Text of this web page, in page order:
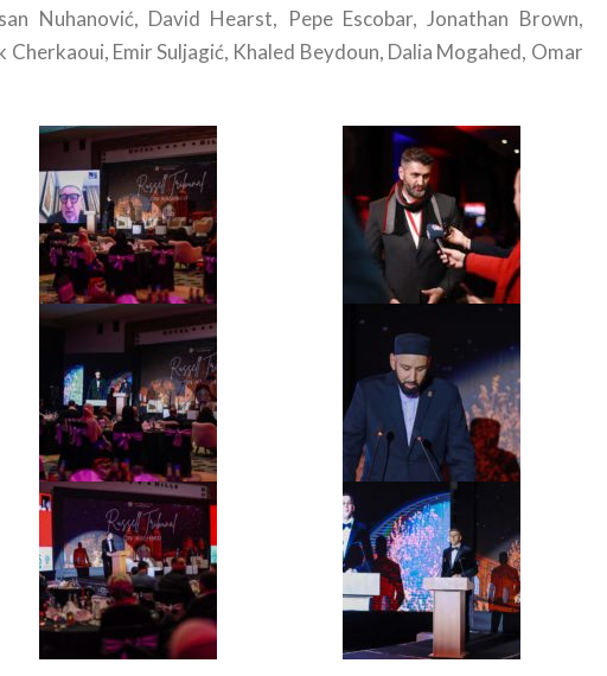
Nuhanović, David Hearst, Pepe Escobar, Jonathan Brown,
Cherkaoui, Emir Suljagić, Khaled Beydoun, Dalia Mogahed, Omar